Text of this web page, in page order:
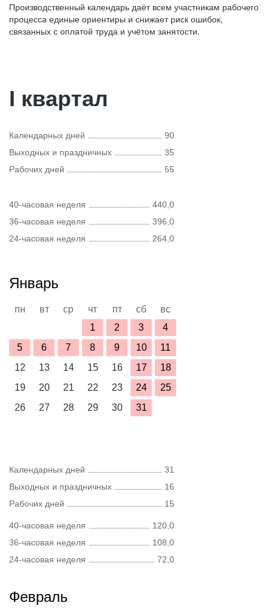
Производственный календарь даёт всем участникам рабочего
процесса единые ориентиры и снижает риск ошибок,
связанных с оплатой труда и учётом занятости.
I квартал
Календарных дней
90
Выходных и праздничных
35
Рабочих дней
55
40-часовая неделя
440,0
36-часовая неделя
396,0
24-часовая неделя
264,0
Январь
пн вт ср чт пт сб
вс
1
2 3
4
5
6 7 8 9 10
11
12
13 14 15 16 17
18
19
20 21 22 23 24
25
26
27 28 29 30 31
Календарных дней
31
Выходных и праздничных
16
Рабочих дней
15
40-часовая неделя
120,0
36-часовая неделя
108,0
24-часовая неделя
72,0
Февраль